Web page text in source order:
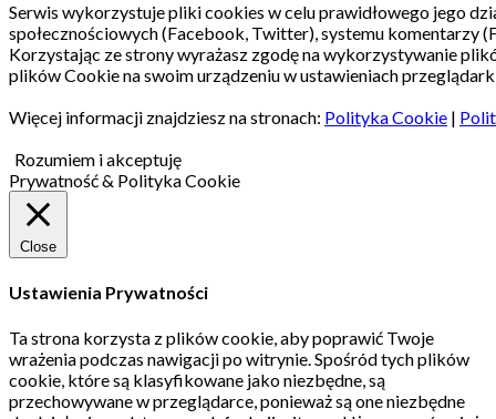
Serwis wykorzystuje pliki cookies w celu prawidłowego jego
społecznościowych (Facebook, Twitter), systemu komentarzy
Korzystając ze strony wyrażasz zgodę na wykorzystywanie
plików Cookie na swoim urządzeniu w ustawieniach
Więcej informacji znajdziesz na stronach: Polityka Cookie |
Rozumiem i akceptuję
Prywatność & Polityka Cookie
Close
Ustawienia Prywatności
Ta strona korzysta z plików cookie, aby poprawić Twoje
wrażenia podczas nawigacji po witrynie. Spośród tych plików
cookie, które są klasyfikowane jako niezbędne, są
przechowywane w przeglądarce, ponieważ są one niezbędne